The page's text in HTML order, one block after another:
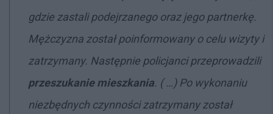
gdzie zastali podejrzanego oraz jego partnerkę.
Mężczyzna został poinformowany o celu wizyty i
zatrzymany. Następnie policjanci przeprowadzili
przeszukanie mieszkania. ( …) Po wykonaniu
niezbędnych czynności zatrzymany został